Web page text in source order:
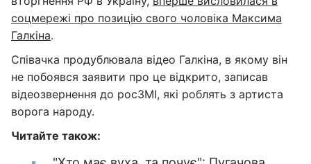
соцмережі про позицію свого чоловіка Максима
Галкіна.
Співачка продублювала відео Галкіна, в якому він
не побоявся заявити про це відкрито, записав
відеозвернення до росЗМІ, які роблять з артиста
ворога народу.
Читайте також: